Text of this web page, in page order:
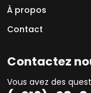
À propos
Contact
Contactez
Vous avez des